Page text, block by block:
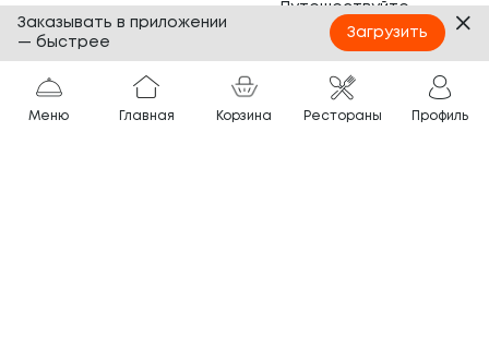
Банкеты
Вопросы и ответы
Путешествуйте
с ТОКИО-CITY
Партнёрам
Франшиза
Меню Главная Корзина Рестораны Профиль
Заказывать в приложении
— быстрее
Загрузить